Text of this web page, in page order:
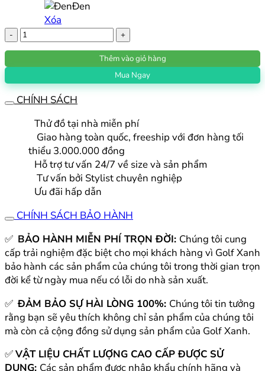
Đen
Xóa
Túi
Gậy
Players
5
Bag
lượng
Thêm vào giỏ hàng
Mua Ngay
CHÍNH SÁCH
Thử đồ tại nhà miễn phí
Giao hàng toàn quốc, freeship với đơn hàng tối
thiểu 3.000.000 đồng
Hỗ trợ tư vấn 24/7 về size và sản phẩm
Tư vấn bởi Stylist chuyên nghiệp
Ưu đãi hấp dẫn
CHÍNH SÁCH BẢO HÀNH
✅ BẢO HÀNH MIỄN PHÍ TRỌN ĐỜI: Chúng tôi cung
cấp trải nghiệm đặc biệt cho mọi khách hàng vì Golf Xanh
bảo hành các sản phẩm của chúng tôi trong thời gian trọn
đời kể từ ngày mua nếu có lỗi do nhà sản xuất.
✅ĐẢM BẢO SỰ HÀI LÒNG 100%: Chúng tôi tin tưởng
rằng bạn sẽ yêu thích không chỉ sản phẩm của chúng tôi
mà còn cả cộng đồng sử dụng sản phẩm của Golf Xanh.
✅VẬT LIỆU CHẤT LƯỢNG CAO CẤP ĐƯỢC SỬ
DỤNG: Các sản phẩm được nhập khẩu chính hãng và